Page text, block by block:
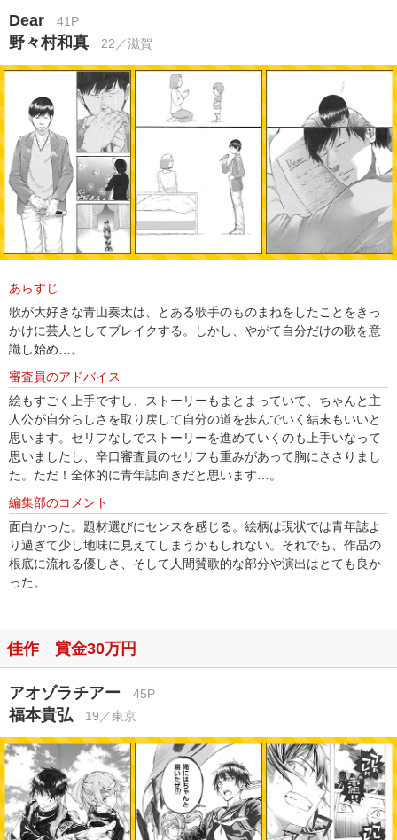
Dear 41P
野々村和真 22／滋賀
あらすじ
歌が大好きな青山奏太は、とある歌手のものまねをしたことをきっ
かけに芸人としてブレイクする。しかし、やがて自分だけの歌を意
識し始め…。
審査員のアドバイス
絵もすごく上手ですし、ストーリーもまとまっていて、ちゃんと主
人公が自分らしさを取り戻して自分の道を歩んでいく結末もいいと
思います。セリフなしでストーリーを進めていくのも上手いなって
思いましたし、辛口審査員のセリフも重みがあって胸にささりまし
た。ただ！全体的に青年誌向きだと思います…。
編集部のコメント
面白かった。題材選びにセンスを感じる。絵柄は現状では青年誌よ
り過ぎて少し地味に見えてしまうかもしれない。それでも、作品の
根底に流れる優しさ、そして人間賛歌的な部分や演出はとても良か
った。
佳作 賞金30万円
アオゾラチアー 45P
福本貴弘 19／東京